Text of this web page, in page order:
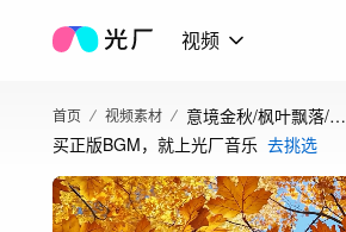
视频
首页 视频素材
意境金秋/枫叶飘落/大
自然秋色
买正版BGM，就上光厂音乐 去挑选